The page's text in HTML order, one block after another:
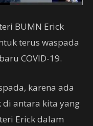
BUMN Erick
terus waspada
COVID-19.
karena ada
di antara kita yang
Erick dalam